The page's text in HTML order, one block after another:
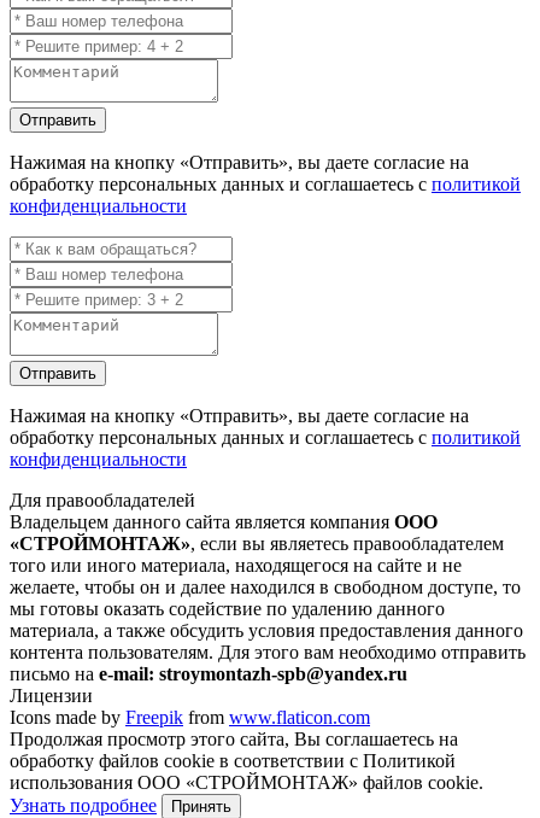
Отправить
Нажимая на кнопку «Отправить», вы даете согласие на
обработку персональных данных и соглашаетесь с политикой
конфиденциальности
Отправить
Нажимая на кнопку «Отправить», вы даете согласие на
обработку персональных данных и соглашаетесь с политикой
конфиденциальности
Для правообладателей
Владельцем данного сайта является компания ООО
«СТРОЙМОНТАЖ», если вы являетесь правообладателем
того или иного материала, находящегося на сайте и не
желаете, чтобы он и далее находился в свободном доступе, то
мы готовы оказать содействие по удалению данного
материала, а также обсудить условия предоставления данного
контента пользователям. Для этого вам необходимо отправить
письмо на e-mail: stroymontazh-spb@yandex.ru
Лицензии
Icons made by Freepik from www.flaticon.com
Продолжая просмотр этого сайта, Вы соглашаетесь на
обработку файлов cookie в соответствии с Политикой
использования ООО «СТРОЙМОНТАЖ» файлов cookie.
Узнать подробнее
Принять